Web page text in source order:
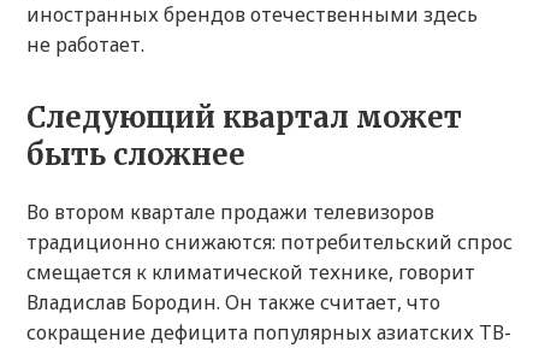
иностранных брендов отечественными здесь
не работает.
Следующий квартал может
быть сложнее
Во втором квартале продажи телевизоров
традиционно снижаются: потребительский спрос
смещается к климатической технике, говорит
Владислав Бородин. Он также считает, что
сокращение дефицита популярных азиатских ТВ-